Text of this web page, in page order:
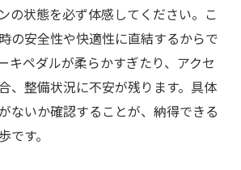
の状態を必ず体感してください。こ
の安全性や快適性に直結するからで
キペダルが柔らかすぎたり、アクセ
、整備状況に不安が残ります。具体
ないか確認することが、納得できる
です。